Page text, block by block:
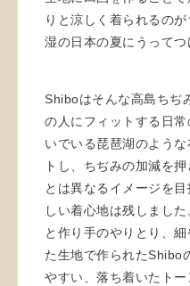
りと涼しく着られるの
湿の日本の夏にうってつ
Shiboはそんな高島ちぢ
の人にフィットする日
いでいる琵琶湖のよう
トし、ちぢみの加減を
とは異なるイメージを
しい着心地は残しまし
と作り手のやりとり、
た生地で作られたShibo
やすい、落ち着いたト